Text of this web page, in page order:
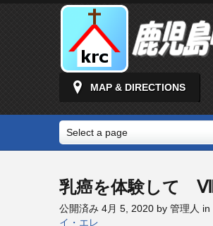
MAP & DIRECTIONS
Select a page
乳癌を体験して Ⅷ
公開済み 4月 5, 2020 by 管理人 in
イ・エレ